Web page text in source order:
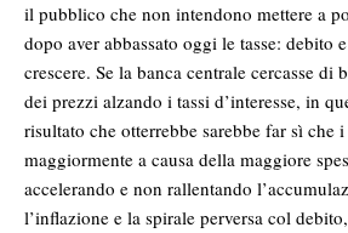
il pubblico che non intendono mettere a
dopo aver abbassato oggi le tasse: debito
crescere. Se la banca centrale cercasse di
dei prezzi alzando i tassi d’interesse, in
risultato che otterrebbe sarebbe far sì che
maggiormente a causa della maggiore
accelerando e non rallentando
l’inflazione e la spirale perversa col